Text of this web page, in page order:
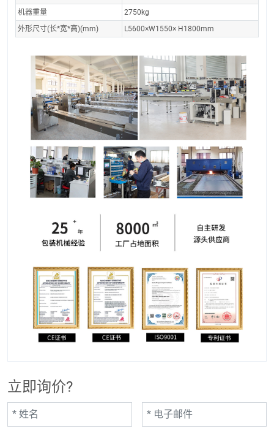
机器重量
2750kg
外形尺寸(长*宽*高)(mm)
L5600×W1550× H1800mm
立即询价?